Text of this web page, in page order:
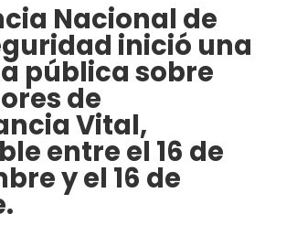
Nacional de
inició una
pública sobre
de
Vital,
entre el 16 de
y el 16 de